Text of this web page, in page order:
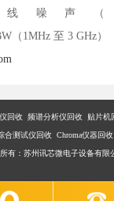
声（
（1MHz 至 3 GHz）
回收 频谱分析仪回收 贴片
测试仪回收 Chroma仪器回
有：苏州讯芯微电子设备有限